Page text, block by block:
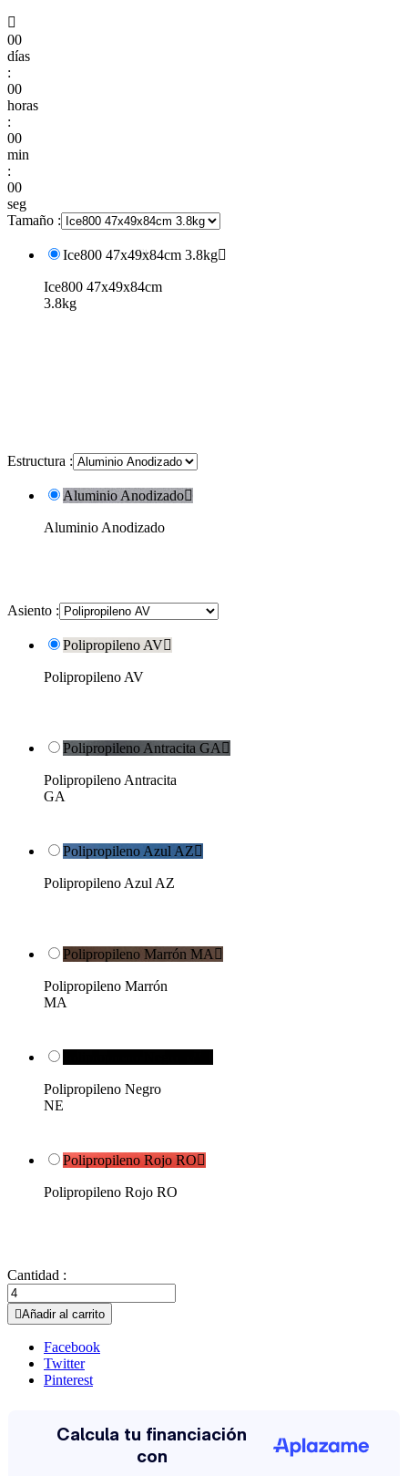

00
días
:
00
horas
:
00
min
:
00
seg
Tamaño :
Ice800 47x49x84cm 3.8kg
Ice800 47x49x84cm
3.8kg
Estructura :
Aluminio Anodizado
Aluminio Anodizado
Asiento :
Polipropileno AV
Polipropileno AV
Polipropileno Antracita GA 
Polipropileno Antracita
GA
Polipropileno Azul AZ
Polipropileno Azul AZ
Polipropileno Marrón MA 
Polipropileno Marrón
MA
Polipropileno Negro
NE
Polipropileno Rojo RO
Polipropileno Rojo RO
Cantidad :
Añadir al carrito
Facebook
Twitter
Pinterest